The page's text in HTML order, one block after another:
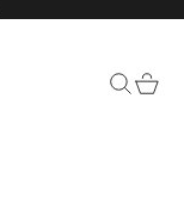
OpenOpen